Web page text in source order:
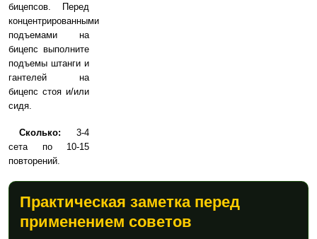
бицепсов. Перед
концентрированными
подъемами на
бицепс выполните
подъемы штанги и
гантелей на
бицепс стоя и/или
сидя.
Сколько: 3-4
сета по 10-15
повторений.
Практическая заметка перед
применением советов